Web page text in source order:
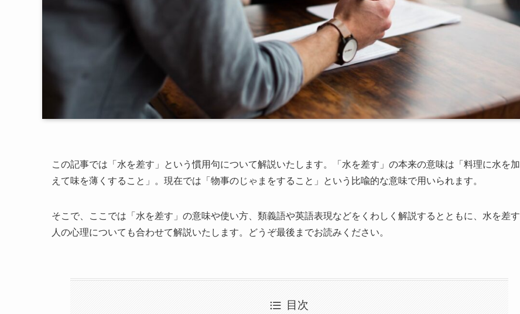
この記事では「水を差す」という慣用句について解説いたします。「水を差す」の本来の意味は「料理に水を加
えて味を薄くすること」。現在では「物事のじゃまをすること」という比喩的な意味で用いられます。
そこで、ここでは「水を差す」の意味や使い方、類義語や英語表現などをくわしく解説するとともに、水を差す
人の心理についても合わせて解説いたします。どうぞ最後までお読みください。
目次